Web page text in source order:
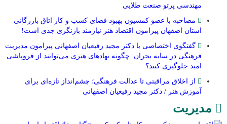
مهندسی پرتو صنعت طلایی
مصاحبه با عضو کمسیون بهبود فضای کسب و کار اتاق بازرگانی
استان اصفهان پیرامون اقتصاد هنر نیازمند بازنگری جدی است!
گفتگوی اختصاصی با دکتر مجید رفیعیان اصفهانی پیرامون مدیریت
فرهنگی در سایه بحران: چگونه نهادهای هنری می‌توانند از فروپاشی
امید جلوگیری کنند؟
از اخلاق مراقبتی تا عدالت فرهنگی؛ چشم‌انداز تازه‌ای برای
آموزش هنر / دکتر مجید رفیعیان اصفهانی
مدیریت